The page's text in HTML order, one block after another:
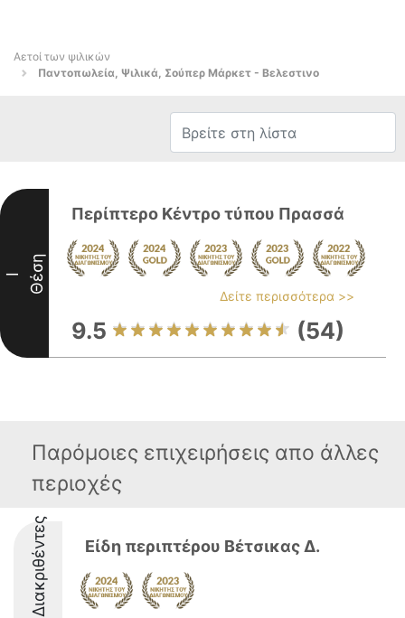
Αετοί των ψιλικών
Παντοπωλεία, Ψιλικά, Σούπερ Μάρκετ - Βελεστινο
I Θέση
Περίπτερο Κέντρο τύπου Πρασσά
Δείτε περισσότερα >>
9.5 (54)
Παρόμοιες επιχειρήσεις απο άλλες
περιοχές
Διακριθέντες Είδη περιπτέρου Βέτσικας Δ.